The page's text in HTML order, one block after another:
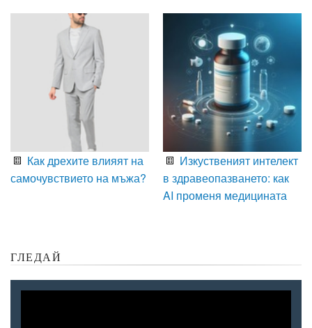
Как дрехите влияят на
самочувствието на мъжа?
Изкуственият интелект
в здравеопазването: как
AI променя медицината
ГЛЕДАЙ